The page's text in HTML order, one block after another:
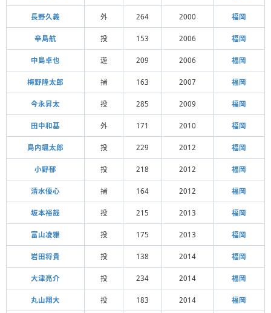
長野久義 外 264 2000 福岡
辛島航 投 153 2006 福岡
中島卓也 遊 209 2006 福岡
梅野隆太郎 捕 163 2007 福岡
今永昇太 投 285 2009 福岡
田中和基 外 171 2010 福岡
島内颯太郎 投 229 2012 福岡
小野郁 投 218 2012 福岡
清水優心 捕 164 2012 福岡
坂本裕哉 投 215 2013 福岡
富山凌雅 投 175 2013 福岡
岩田将貴 投 138 2014 福岡
大津亮介 投 234 2014 福岡
丸山翔大 投 183 2014 福岡